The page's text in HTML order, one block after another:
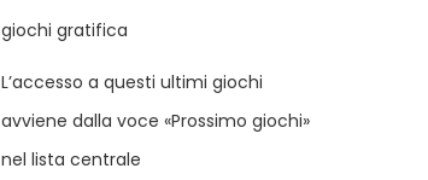
giochi gratifica
L’accesso a questi ultimi giochi
avviene dalla voce «Prossimo giochi»
nel lista centrale